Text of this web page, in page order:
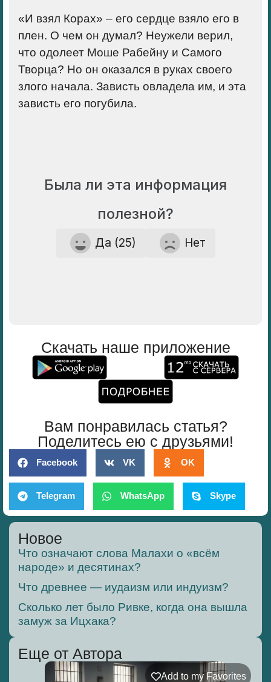
«И взял Корах» – его сердце взяло его в
плен. О чем он думал? Неужели верил,
что одолеет Моше Рабейну и Самого
Творца? Но он оказался в руках своего
злого начала. Зависть овладела им, и эта
зависть его погубила.
Была ли эта информация
полезной?
Да (25) Нет
Скачать наше приложение
Вам понравилась статья?
Поделитесь ею с друзьями!
Facebook VK OK
Telegram WhatsApp Skype
Новое
Что означают слова Малахи о «всём
народе» и десятинах?
Что древнее — иудаизм или индуизм?
Сколько лет было Ривке, когда она вышла
замуж за Ицхака?
Еще от Автора
Add to my Favorites